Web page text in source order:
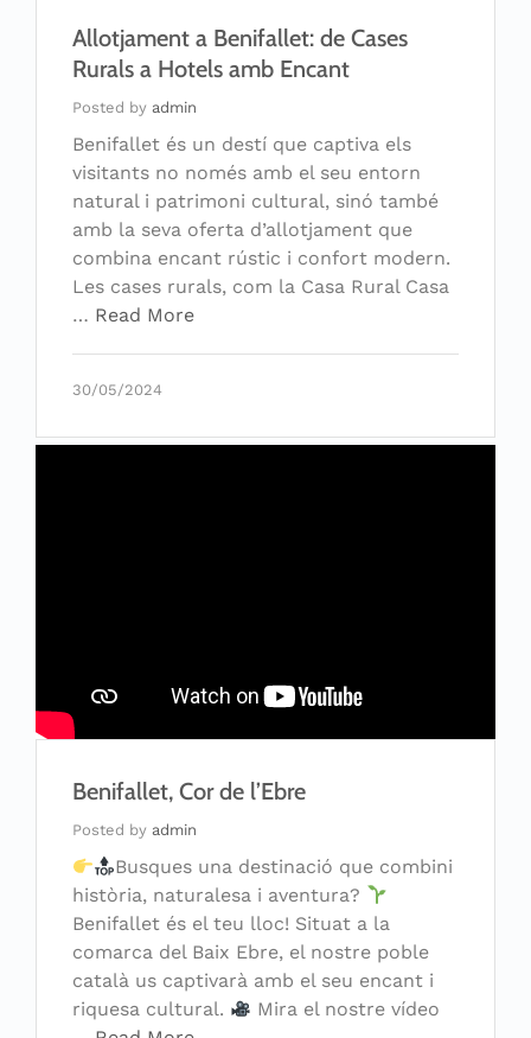
Allotjament a Benifallet: de Cases
Rurals a Hotels amb Encant
Posted by admin
Benifallet és un destí que captiva els
visitants no només amb el seu entorn
natural i patrimoni cultural, sinó també
amb la seva oferta d’allotjament que
combina encant rústic i confort modern.
Les cases rurals, com la Casa Rural Casa
… Read More
30/05/2024
Benifallet, Cor de l’Ebre
Posted by admin
Busques una destinació que combini
història, naturalesa i aventura?
Benifallet és el teu lloc! Situat a la
comarca del Baix Ebre, el nostre poble
català us captivarà amb el seu encant i
riquesa cultural.
Mira el nostre vídeo